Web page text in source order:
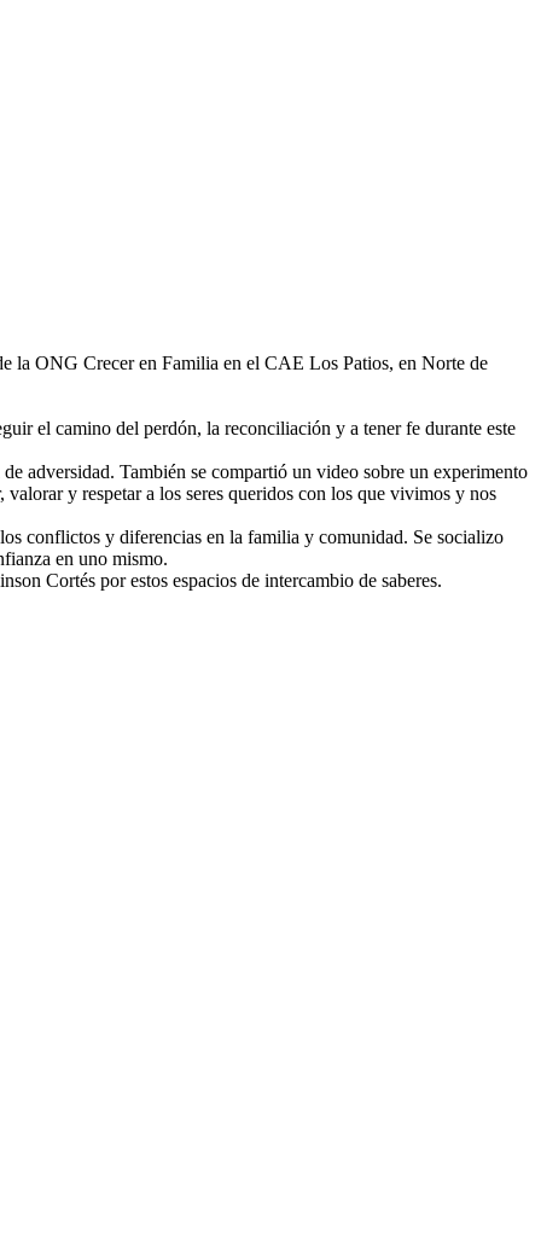
la ONG Crecer en Familia en el CAE Los Patios, en Norte de
el camino del perdón, la reconciliación y a tener fe durante este
adversidad. También se compartió un video sobre un experimento
y respetar a los seres queridos con los que vivimos y nos
conflictos y diferencias en la familia y comunidad. Se socializo
en uno mismo.
Cortés por estos espacios de intercambio de saberes.